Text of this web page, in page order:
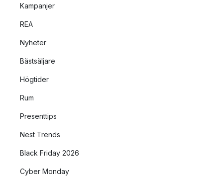
Kampanjer
REA
Nyheter
Bästsäljare
Högtider
Rum
Presenttips
Nest Trends
Black Friday 2026
Cyber Monday